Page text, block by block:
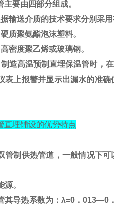
要由四部分组成。
输送介质的技术要求分别采
质聚氨酯泡沫塑料。
密度聚乙烯或玻璃钢。
造高温预制直埋保温管时，
表上报警并显示出漏水的准
直埋铺设的优势特点
管制供热管道，一般情况下
。
其导热系数为：λ=0 ．013—0 ．